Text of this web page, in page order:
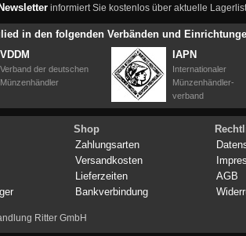
informiert Sie kostenlos über aktuelle
in den folgenden Verbänden und
VDDM
Verband der deutschen
Münzenhändler
IAPN
Internationaler
Münzenhändler-
verband
Shop
Zahlungsarten
Versandkosten
Lieferzeiten
Bankverbindung
AGB
Ritter GmbH